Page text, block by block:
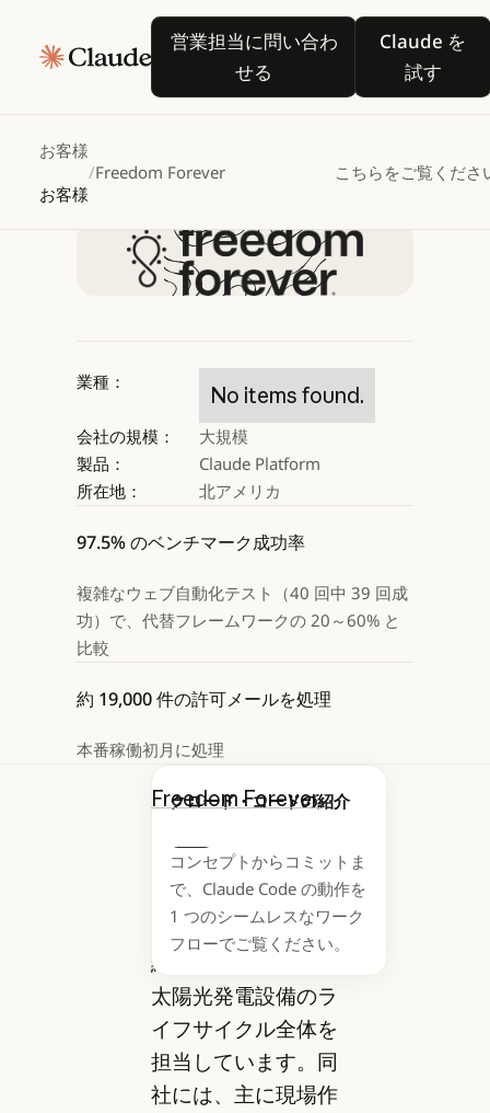
営業担当に問い合わ
せる
営業担当に問い合わせる
Claude を
試す
Claude
お客様
お客様
/Freedom Forever こちらをご覧くださ
FreedomForever、
Claude
を活用して許可ワーク
Claude を試す
Claude を試す
業種：
No items found.
会社の規模：
大規模
製品：
Claude Platform
所在地：
北アメリカ
97.5% のベンチマーク成功率
複雑なウェブ自動化テスト（40 回中 39 回成
功）で、代替フレームワークの 20～60% と
比較
約 19,000 件の許可メールを処理
本番稼働初月に処理
クロード・コードの紹介
Next
コンセプトからコミットま
で、Claude Code の動作を
1 つのシームレスなワーク
フローでご覧ください。
Freedom Forever
用太陽光発電設置業
者であり、販売や許
可から設計、設置、
継続的な監視まで、
太陽光発電設備のラ
イフサイクル全体を
担当しています。同
社には、主に現場作